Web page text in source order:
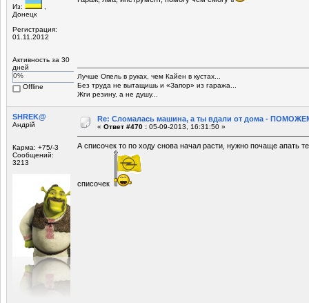
Из:
Донецк
Регистрация:
01.11.2012
Активность за 30
дней
0%
Offline
Лучше Опель в руках, чем Кайен в кустах...
Без труда не вытащишь и «Запор» из гаража...
Жги резину, а не душу...
SHREK@
Андрій
Карма: +75/-3
Сообщений:
3213
Re: Сломалась машина, а ты вдали от дома -
« Ответ #470 : 05-09-2013, 16:31:50 »
А списочек то по ходу снова начал расти, нужно почаще апать
списочек